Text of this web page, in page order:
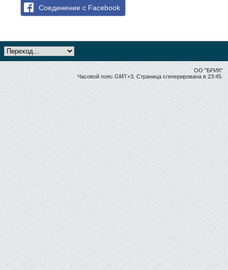
Соединение с Facebook
ОО "БРИК"
Часовой пояс GMT+3. Страница сгенерирована в 23:45.